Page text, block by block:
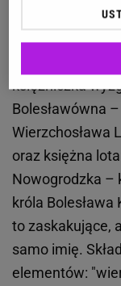
mało kto je
księżniczki.
między innymi
księżniczka
Bolesławówna
Wierzchosława
oraz księżna
Nowogrodzka –
króla
to zaskakujące,
samo imię.
elementów: